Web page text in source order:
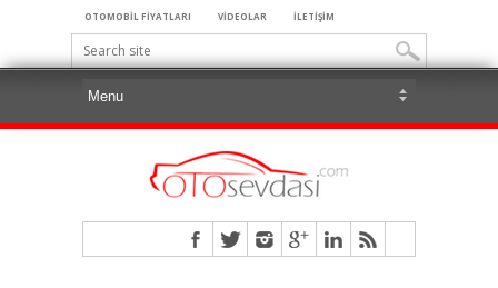
OTOMOBİL FİYATLARI VİDEOLAR İLETİŞİM